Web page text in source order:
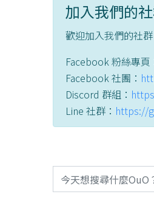
加入我們的社
歡迎加入我們的社
Facebook 粉絲專頁
Facebook 社團：
Discord 群組：
Line 社群： https://